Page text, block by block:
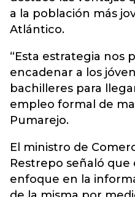
a la población más
Atlántico.
“Esta estrategia nos
encadenar a los
bachilleres para
empleo formal de
Pumarejo.
El ministro de
Restrepo señaló
enfoque en la